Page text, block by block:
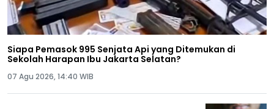
Siapa Pemasok 995 Senjata Api yang Ditemukan di
Sekolah Harapan Ibu Jakarta Selatan?
07 Agu 2026, 14:40 WIB